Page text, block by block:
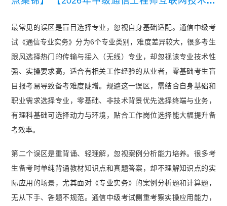
集锦】 【2026年中级通信工程师终端与业务知识
点集锦】
最常见的误区是盲目选择专业，忽视自身基础适配。通信中级考
试《通信专业实务》分为6个专业类别，难度差异较大，很多考生
跟风选择热门的传输与接入（无线）专业，却忽视该专业技术性
强、实操要求高，适合有相关工作经验的从业者，零基础考生盲
目报考易导致备考难度陡增。规避这一误区，需结合自身基础和
职业需求选择专业，零基础、非技术背景优先选择终端与业务，
有理科基础可选择动力与环境，贴合工作岗位选择能大幅提升备
考效率。
第二个误区是重背诵、轻理解，忽视案例分析能力培养。很多考
生备考时单纯背诵教材知识点和真题答案，却不理解知识点的实
际应用的场景，尤其面对《专业实务》的案例分析题和计算题，
无从下手、答题不规范。通信中级考试侧重考察实操应用能力，